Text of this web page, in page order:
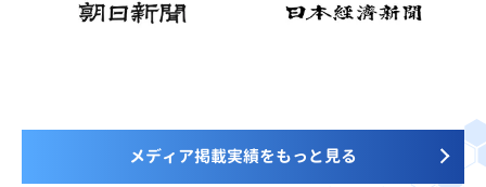
メディア掲載実績をもっと見る